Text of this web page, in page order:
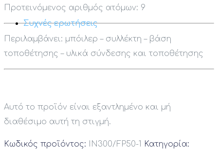
Συχνές ερωτήσεις
Προτεινόμενος αριθμός ατόμων: 9
Περιλαμβάνει: μπόιλερ – συλλέκτη – βάση
τοποθέτησης – υλικά σύνδεσης και τοποθέτησης
Αυτό το προϊόν είναι εξαντλημένο και μή
διαθέσιμο αυτή τη στιγμή.
Κωδικός προϊόντος: IN300/FP50-1 Κατηγορία: